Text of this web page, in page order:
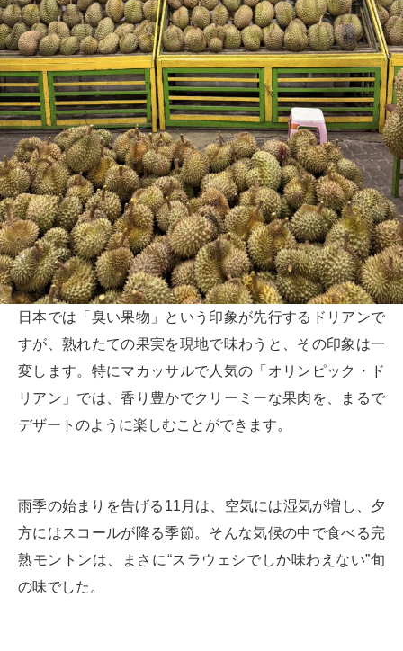
日本では「臭い果物」という印象が先行するドリアンで
すが、熟れたての果実を現地で味わうと、その印象は一
変します。特にマカッサルで人気の「オリンピック・ド
リアン」では、香り豊かでクリーミーな果肉を、まるで
デザートのように楽しむことができます。
雨季の始まりを告げる11月は、空気には湿気が増し、夕
方にはスコールが降る季節。そんな気候の中で食べる完
熟モントンは、まさに“スラウェシでしか味わえない”旬
の味でした。